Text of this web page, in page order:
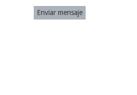
Enviar mensaje